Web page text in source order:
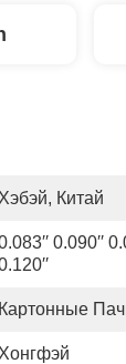
Хэбэй, Китай
0.090′′
Картонные
Хонгфэй